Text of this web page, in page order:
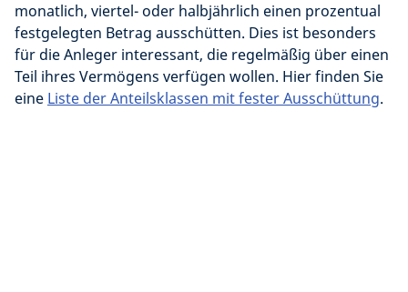
monatlich, viertel- oder halbjährlich einen prozentual
festgelegten Betrag ausschütten. Dies ist besonders
für die Anleger interessant, die regelmäßig über einen
Teil ihres Vermögens verfügen wollen. Hier finden Sie
eine Liste der Anteilsklassen mit fester Ausschüttung.